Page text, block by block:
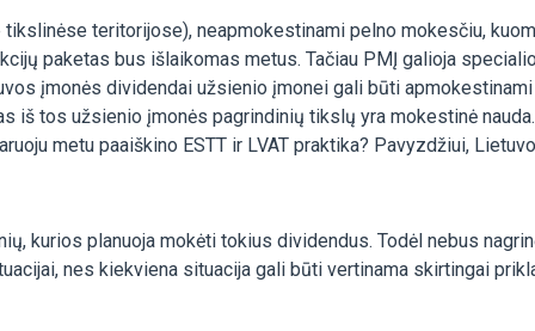
teritorijose), neapmokestinami pelno mokesčiu,
paketas bus išlaikomas metus. Tačiau PMĮ galioja
įmonės dividendai užsienio įmonei gali būti apmokestinami
iš tos užsienio įmonės pagrindinių tikslų yra mokestinė
metu paaiškino ESTT ir LVAT praktika? Pavyzdžiui,
kurios planuoja mokėti tokius dividendus. Todėl nebus
nes kiekviena situacija gali būti vertinama skirtingai